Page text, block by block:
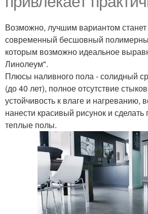
Возможно, лучшим вариантом
современный бесшовный
которым возможно идеальное
Линолеум".
Плюсы наливного пола - солидный
(до 40 лет), полное отсутствие
устойчивость к влаге и нагреванию,
нанести красивый рисунок и
теплые полы.